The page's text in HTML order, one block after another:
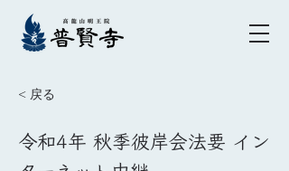
< 戻る
令和4年 秋季彼岸会法要 イン